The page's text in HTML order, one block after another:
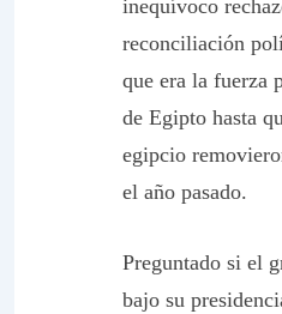
inequívoco
reconciliación
que era la fuerza
de Egipto hasta
egipcio
el año pasado.
Preguntado si el
bajo su